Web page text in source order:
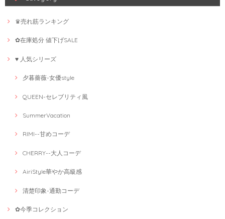
♛売れ筋ランキング
✿在庫処分 値下げSALE
♥ 人気シリーズ
夕暮薔薇-女優style
QUEEN-セレブリティ風
SummerVacation
RIMI--甘めコーデ
CHERRY--大人コーデ
AiriStyle華やか高級感
清楚印象-通勤コーデ
✿今季コレクション